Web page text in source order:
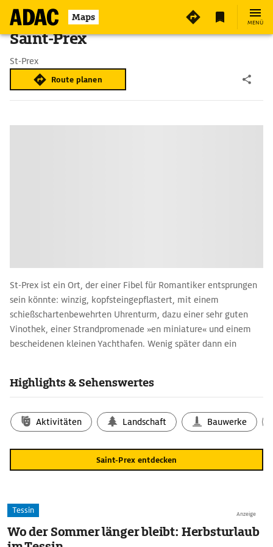
Maps MENÜ
Saint-Prex
St-Prex
Route planen
St-Prex ist ein Ort, der einer Fibel für Romantiker entsprungen
sein könnte: winzig, kopfsteingepflastert, mit einem
schießschartenbewehrten Uhrenturm, dazu einer sehr guten
Vinothek, einer Strandpromenade »en miniature« und einem
bescheidenen kleinen Yachthafen. Wenig später dann ein
einem dicklichen Schloss aus dem 13. Jh. Sahnehäubchen ist der
Harpe gewidmet, der 1798 maßgeblich die Trennung des
Waadtlands von Bern betrieb.
Highlights & Sehenswertes
Aktivitäten Landschaft Bauwerke
Saint-Prex entdecken
Anzeige
Tessin
Wo der Sommer länger bleibt: Herbsturlaub